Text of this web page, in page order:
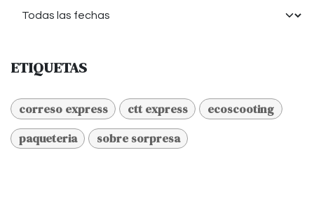
ETIQUETAS
correso express ctt express
ecoscooting
paqueteria
sobre sorpresa